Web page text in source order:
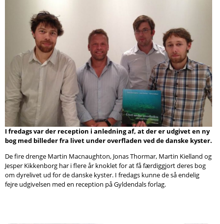
DYK Guiden
Shop
Om DYK
I fredags var der reception i anledning af, at der er udgivet en ny
bog med billeder fra livet under overfladen ved de danske kyster.
De fire drenge Martin Macnaughton, Jonas Thormar, Martin Kielland og
Jesper Kikkenborg har i flere år knoklet for at få færdiggjort deres bog
om dyrelivet ud for de danske kyster. I fredags kunne de så endelig
fejre udgivelsen med en reception på Gyldendals forlag.